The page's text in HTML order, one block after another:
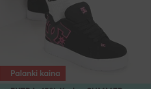
Palanki kaina